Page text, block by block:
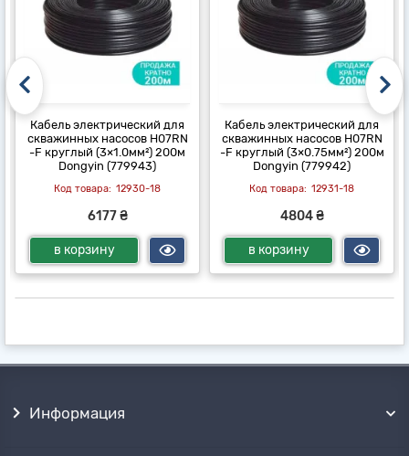
Кабель электрический для
скважинных насосов H07RN
-F круглый (3×1.0мм²) 200м
Dongyin (779943)
12930-18
6177 ₴
в корзину
Кабель электрический для
скважинных насосов H07RN
-F круглый (3×0.75мм²) 200м
Dongyin (779942)
12931-18
4804 ₴
в корзину
Информация